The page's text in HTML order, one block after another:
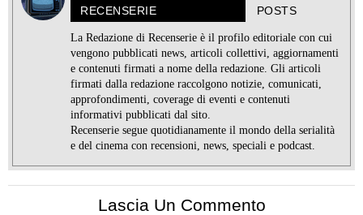
RECENSERIE
POSTS
La Redazione di Recenserie è il profilo editoriale con cui
vengono pubblicati news, articoli collettivi, aggiornamenti
e contenuti firmati a nome della redazione. Gli articoli
firmati dalla redazione raccolgono notizie, comunicati,
approfondimenti, coverage di eventi e contenuti
informativi pubblicati dal sito.
Recenserie segue quotidianamente il mondo della serialità
e del cinema con recensioni, news, speciali e podcast.
Lascia Un Commento